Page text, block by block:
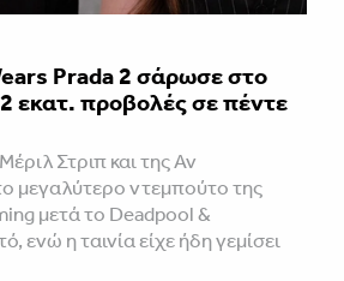
Prada 2 σάρωσε στo
εκατ. προβολές σε πέντε
Στριπ και της Αν
μεγαλύτερο ντεμπούτο της
μετά το Deadpool &
ενώ η ταινία είχε ήδη γεμίσει